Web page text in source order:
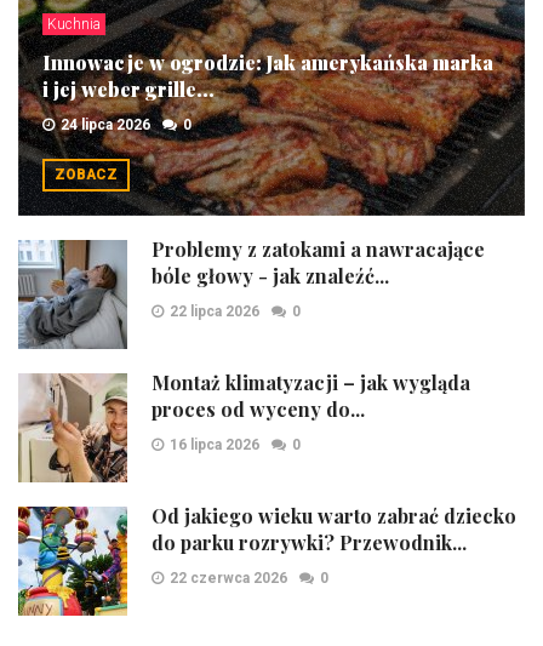
Kuchnia
Innowacje w ogrodzie: Jak amerykańska marka
i jej weber grille...
24 lipca 2026 0
ZOBACZ
Problemy z zatokami a nawracające
bóle głowy - jak znaleźć...
22 lipca 2026 0
Montaż klimatyzacji – jak wygląda
proces od wyceny do...
16 lipca 2026 0
Od jakiego wieku warto zabrać dziecko
do parku rozrywki? Przewodnik...
22 czerwca 2026 0